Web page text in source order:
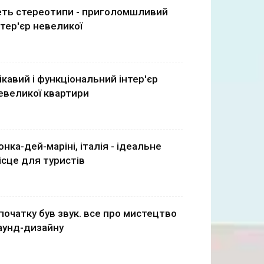
стереотипи - приголомшливий
невеликої
і функціональний інтер'єр
квартири
дей-маріні, італія - ​​ідеальне
для туристів
був звук. все про мистецтво
дизайну